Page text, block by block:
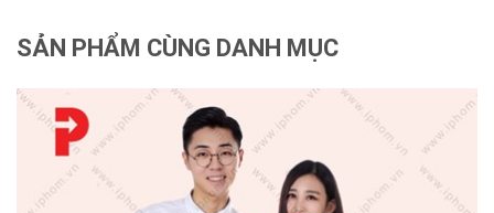
SẢN PHẨM CÙNG DANH MỤC